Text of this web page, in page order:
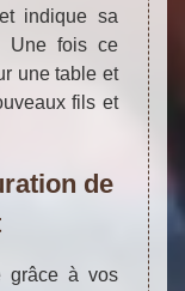
indique sa
Une fois ce
une table et
fils et
de
grâce à vos